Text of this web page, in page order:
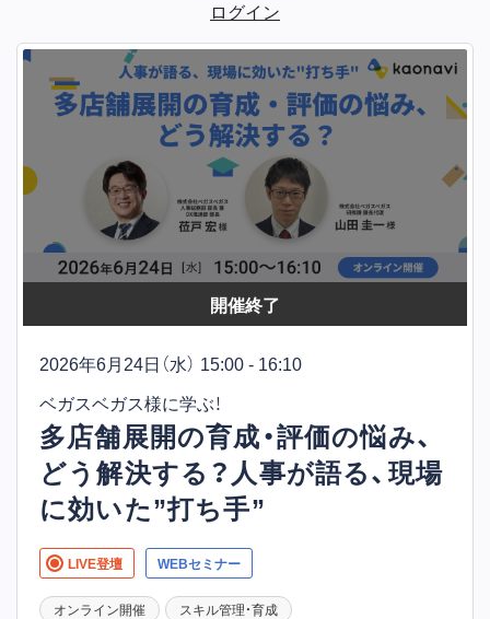
ログイン
開催終了
2026年6月24日 （水） 15:00 - 16:10
ベガスベガス様に学ぶ！
多店舗展開の育成・評価の悩み、
どう解決する？人事が語る、現場
に効いた”打ち手”
LIVE登壇 WEBセミナー
オンライン開催
スキル管理・育成